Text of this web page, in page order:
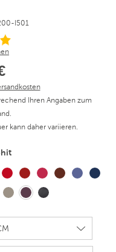
I501
Ihren Angaben zum
kann daher variieren.